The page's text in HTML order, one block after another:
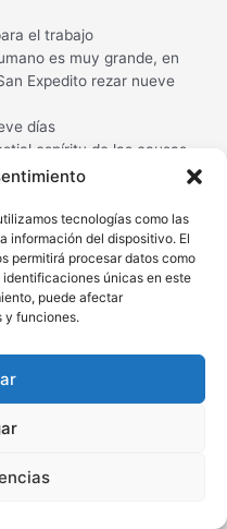
tecnologías como las
información del dispositivo. El
permitirá procesar datos como
únicas en este
puede afectar
y funciones.
el trabajo
es muy grande, en
Expedito rezar nueve
días
espíritu de las causas
©2018 Oraciona –
navegando está dando su
de las mencionadas
política de cookies,
cookies
PM
ti 3 veacespiensa en